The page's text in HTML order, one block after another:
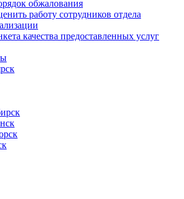
обжалования
работу сотрудников отдела
качества предоставленных услуг